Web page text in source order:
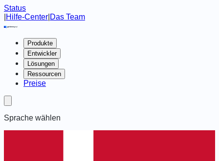
Status
Hilfe-Center Das Team
Produkte
Entwickler
Lösungen
Ressourcen
Preise
Sprache wählen